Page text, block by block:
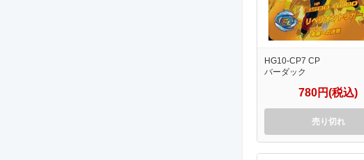
HG10-CP7 CP
バーダック
780円(税込)
売り切れ